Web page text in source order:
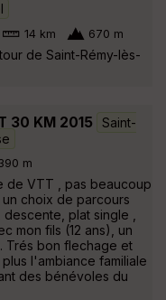
14 km 670 m
de Saint-Rémy-lès-
30 KM 2015
Saint-
m
de VTT , pas beaucoup
choix de parcours
plat single ,
mon fils (12 ans), un
Trés bon flechage et
l'ambiance familiale
des bénévoles du